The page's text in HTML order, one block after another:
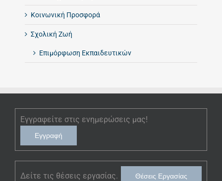
Κοινωνική Προσφορά
Σχολική Ζωή
Επιμόρφωση Εκπαιδευτικών
Εγγραφείτε στις ενημερώσεις μας!
Εγγραφή
Δείτε τις θέσεις εργασίας. Θέσεις Εργασίας